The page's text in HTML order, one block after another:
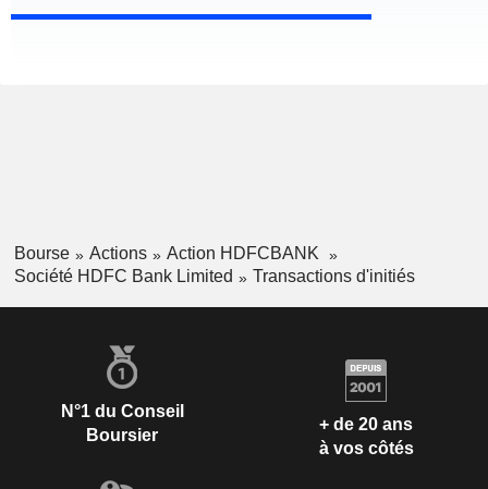
Bourse Actions
Action HDFCBANK
Société HDFC Bank Limited
Transactions d'initiés
N°1 du Conseil
Boursier
+ de 20 ans
à vos côtés